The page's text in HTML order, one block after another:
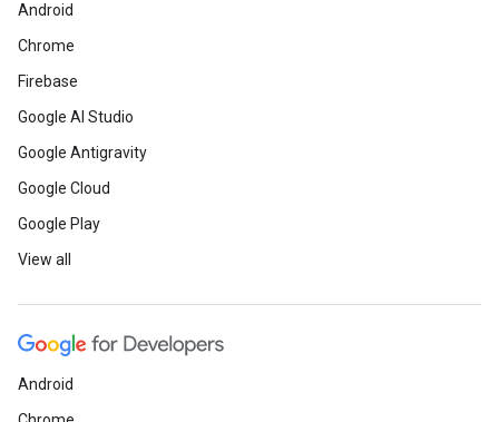
Android
Chrome
Firebase
Google AI Studio
Google Antigravity
Google Cloud
Google Play
View all
Android